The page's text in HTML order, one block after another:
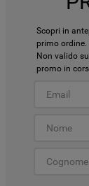
Scopri in
primo ordine.
Non valido
promo in